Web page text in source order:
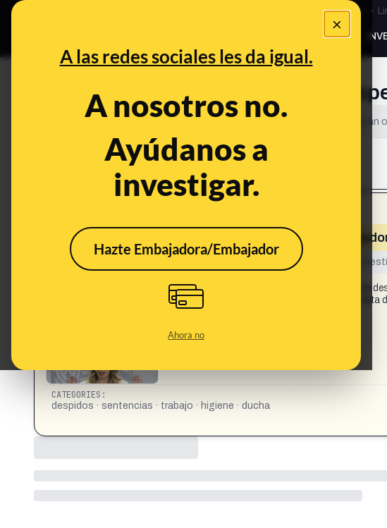
×
A las redes sociales les da igual.
A nosotros no.
Ayúdanos a
investigar.
Hazte Embajadora/Embajador
Ahora no
Bulos Ceuta •
PREBUNKING
¿La justicia dice que se puede
This content has NOT yet been verified. It is an
«La justicia dice que se puede despedir a un
This content has not yet been
Confirmado: la Justicia determina que no ducharse en casa es motivo de
Trabajadores Una resolución judicial avala la extinción del contrato por
empresa https://share.google/XcPkAiVVskkl2d8Ct
CATEGORIES:
despidos · sentencias · trabajo · higiene · ducha